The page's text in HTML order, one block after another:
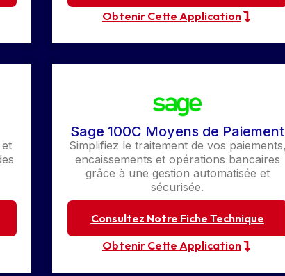
Obtenir Cette Application
Sage 100C Moyens de Paiement
Simplifiez le traitement de vos paiements,
encaissements et opérations bancaires
grâce à une gestion automatisée et
sécurisée.
Consultez Notre Fiche Technique
Obtenir Cette Application